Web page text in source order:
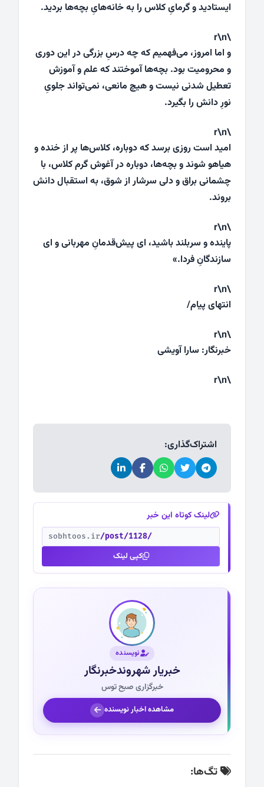
ایستادید و گرمایِ کلاس را به خانه‌هایِ بچه‌ها بردید.
\r\n
و اما امروز، می‌فهمیم که چه درسِ بزرگی در این دوری
و محرومیت بود. بچه‌ها آموختند که علم و آموزش
تعطیل شدنی نیست و هیچ مانعی، نمی‌تواند جلویِ
نورِ دانش را بگیرد.
\r\n
امید است روزی برسد که دوباره، کلاس‌ها پر از خنده و
هیاهو شوند و بچه‌ها، دوباره در آغوش گرم کلاس، با
چشمانی براق و دلی سرشار از شوق، به استقبال دانش
بروند.
\r\n
پاینده و سربلند باشید، ای پیش‌قدمانِ مهربانی و ای
سازندگانِ فردا.»
\r\n
انتهای پیام/
\r\n
خبرنگار: سارا آویشی
\r\n
اشتراک‌گذاری:
لینک کوتاه این خبر
sobhtoos.ir/post/1128/
کپی لینک
نویسنده
خبریار شهروندخبرنگار
خبرگزاری صبح توس
مشاهده اخبار نویسنده
تگ‌ها: